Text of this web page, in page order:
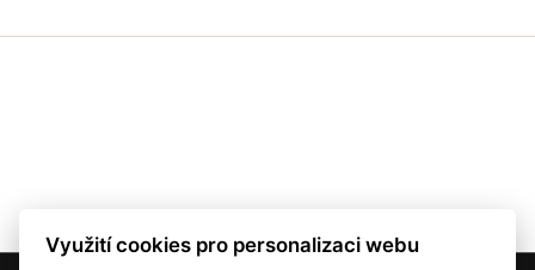
Využití cookies pro personalizaci webu